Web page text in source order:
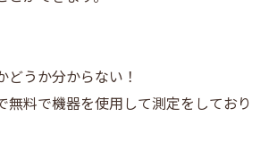
どうか分からない！
無料で機器を使用して測定をしており